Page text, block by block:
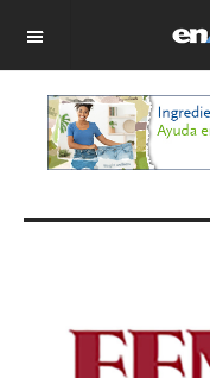
OFF CANVAS